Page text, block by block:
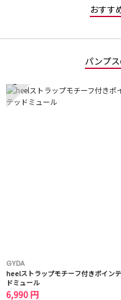
おすす
パンプ
1
GYDA
heelストラップモチーフ付きポイン
ドミュール
6,990 円